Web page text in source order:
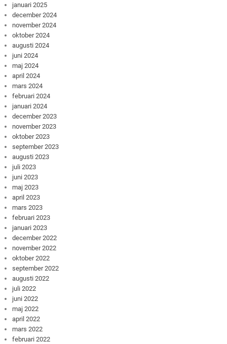
januari 2025
december 2024
november 2024
oktober 2024
augusti 2024
juni 2024
maj 2024
april 2024
mars 2024
februari 2024
januari 2024
december 2023
november 2023
oktober 2023
september 2023
augusti 2023
juli 2023
juni 2023
maj 2023
april 2023
mars 2023
februari 2023
januari 2023
december 2022
november 2022
oktober 2022
september 2022
augusti 2022
juli 2022
juni 2022
maj 2022
april 2022
mars 2022
februari 2022